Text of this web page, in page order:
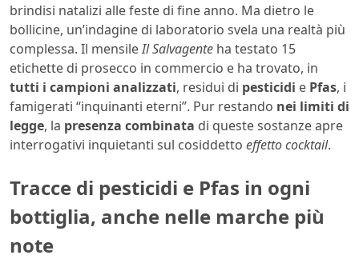
brindisi natalizi alle feste di fine anno. Ma dietro le
bollicine, un’indagine di laboratorio svela una realtà più
complessa. Il mensileIl Salvagente ha testato 15
etichette di prosecco in commercio e ha trovato, in
tutti i campioni analizzati, residui di pesticidi e Pfas, i
famigerati “inquinanti eterni”. Pur restando nei limiti di
legge, la presenza combinata di queste sostanze apre
interrogativi inquietanti sul cosiddetto effetto cocktail.
Tracce di pesticidi e Pfas in ogni
bottiglia, anche nelle marche più
note